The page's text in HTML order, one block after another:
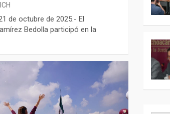
de octubre de 2025.- El
Bedolla participó en la